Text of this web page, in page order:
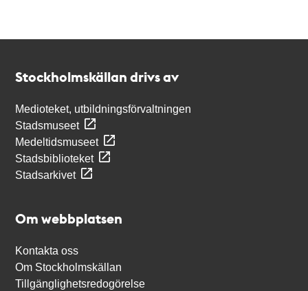
Stockholmskällan drivs av
Medioteket, utbildningsförvaltningen
Stadsmuseet
Medeltidsmuseet
Stadsbiblioteket
Stadsarkivet
Om webbplatsen
Kontakta oss
Om Stockholmskällan
Tillgänglighetsredogörelse